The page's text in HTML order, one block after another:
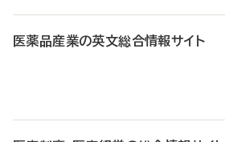
医薬品産業の英文総合情報サイト